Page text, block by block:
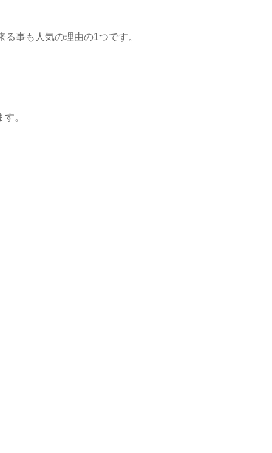
事も人気の理由の1つです。
。